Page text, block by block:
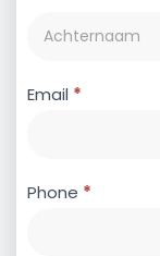
Email *
Phone *